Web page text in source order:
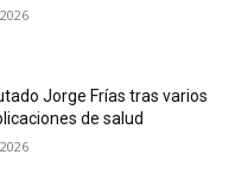
Jorge Frías tras varios
de salud